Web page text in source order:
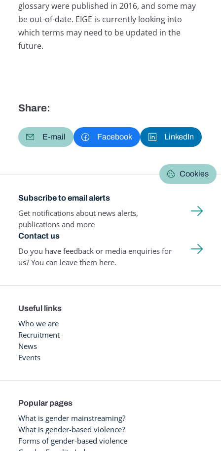
glossary were published in 2016, and some may
be out-of-date. EIGE is currently looking into
which terms may need to be updated in the
future.
Share:
E-mail Facebook LinkedIn
Cookies
Subscribe to email alerts
Get notifications about news alerts,
publications and more
Contact us
Do you have feedback or media enquiries for
us? You can leave them here.
Useful links
Who we are
Recruitment
News
Events
Popular pages
What is gender mainstreaming?
What is gender-based violence?
Forms of gender-based violence